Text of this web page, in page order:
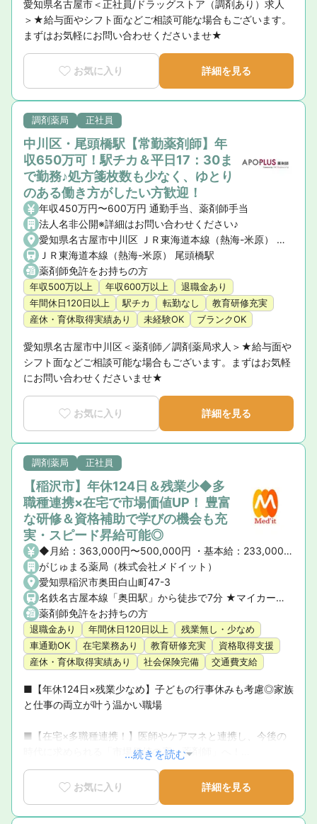
愛知県名古屋市＜正社員/ドラッグストア（調剤あり）求人
＞★給与面やシフト面などご相談可能な場合もございます。
まずはお気軽にお問い合わせくださいませ★
お気に入り 詳細を見る
調剤薬局 正社員
中川区・尾頭橋駅【常勤薬剤師】年
収650万可！駅チカ＆平日17：30ま
で勤務♪処方箋枚数も少なく、ゆとり
のある働き方がしたい方歓迎！
年収450万円〜600万円 通勤手当、薬剤師手当
法人名非公開※詳細はお問い合わせください♪
愛知県名古屋市中川区 ＪＲ東海道本線（熱海-米原） 尾頭橋駅
ＪＲ東海道本線（熱海-米原） 尾頭橋駅
薬剤師免許をお持ちの方
年収500万以上 年収600万以上
退職金あり
年間休日120日以上
駅チカ 転勤なし
教育研修充実
産休・育休取得実績あり
未経験OK ブランクOK
愛知県名古屋市中川区＜薬剤師／調剤薬局求人＞★給与面や
シフト面などご相談可能な場合もございます。まずはお気軽
にお問い合わせくださいませ★
お気に入り 詳細を見る
調剤薬局 正社員
【稲沢市】年休124日＆残業少◆多
職種連携×在宅で市場価値UP！ 豊富
な研修＆資格補助で学びの機会も充
実・スピード昇給可能◎
◆月給：363,000円〜500,000円 ・基本給：233,000円 ・薬剤師手当：60,000円 ・職能手当5,000～100,000円 ・能力給65,000円～ その他各種資格手当 ◆年俸制：435万～600万円 ・昇給昇格 年1回 ・固定残業代なし
がじゅまる薬局（株式会社メドイット）
愛知県稲沢市奥田白山町47-3
名鉄名古屋本線「奥田駅」から徒歩で7分 ★マイカー通勤OK！
薬剤師免許をお持ちの方
退職金あり 年間休日120日以上
残業無し・少なめ
車通勤OK
在宅業務あり 教育研修充実
資格取得支援
産休・育休取得実績あり
社会保険完備 交通費支給
■【年休124日×残業少なめ】子どもの行事休みも考慮◎家族
と仕事の両立が叶う温かい職場
■【在宅×多職種連携！】医師やケアマネと連携し、今後の
時代に求められる「市場価値の高い薬剤師」へ！
■【全額会社補助＆豊富な研修】初任者からドクター講義、
サプリ・漢方の資格取得まで学びの環境が充実！
...続きを読む
お気に入り 詳細を見る